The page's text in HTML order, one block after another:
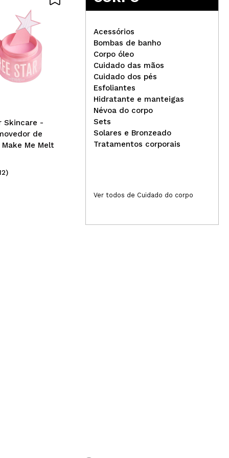
Skincare -
de
Me Melt
Lola Cosmetics - Máscara
super hidratante Dream
Cream - 200g
Acessórios
Bombas de banho
Corpo óleo
Cuidado das mãos
Cuidado dos pés
Esfoliantes
Hidratante e manteigas
Névoa do corpo
Sets
Solares e Bronzeado
Tratamentos corporais
Ver todos de Cuidado do corpo